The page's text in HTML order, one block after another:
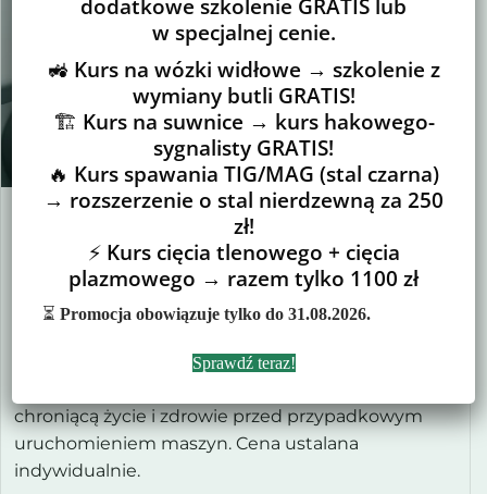
Zapewnij maksymalne bezpieczeństwo dzięki
szkoleniu z systemu LOTO (Lockout/Tagout).
prawidłowej izolacji źródeł energii i stosowania
chroniącą życie i zdrowie przed przypadkowym
uruchomieniem maszyn. Cena ustalana
indywidualnie.
dodatkowe szkolenie GRATIS lub
w specjalnej cenie.
🚜 Kurs na wózki widłowe → szkolenie z
wymiany butli GRATIS!
🏗️ Kurs na suwnice → kurs hakowego-
sygnalisty GRATIS!
🔥 Kurs spawania TIG/MAG (stal czarna)
→ rozszerzenie o stal nierdzewną za 250
zł!
⚡ Kurs cięcia tlenowego + cięcia
plazmowego → razem tylko 1100 zł
⏳Promocja obowiązuje tylko do 31.08.2026.
Sprawdź teraz!